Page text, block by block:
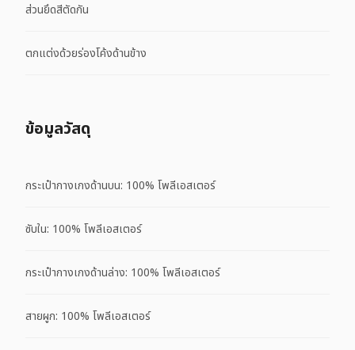
ส่วนยึดสีตัดกัน
ตกแต่งด้วยร่องโค้งด้านข้าง
ข้อมูลวัสดุ
กระเป๋ากางเกงด้านบน: 100% โพลีเอสเตอร์
ซับใน: 100% โพลีเอสเตอร์
กระเป๋ากางเกงด้านล่าง: 100% โพลีเอสเตอร์
สายผูก: 100% โพลีเอสเตอร์